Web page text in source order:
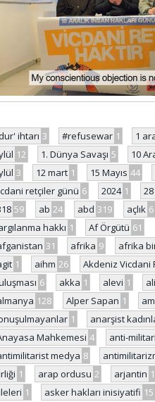
ihtarı 3 #refusewar 1 1
12 1. Dünya Savaşı 5 10
3 12 mart 1 15 Mayıs 44
retçiler günü 6 2024 1
59 ab 24 abd 319 açlık 6
hakkı 1 Af Örgütü 61
31 afrika 9 afrika
1 aihm 26
Akdeniz Vicdani
6 akka 1 alevi 1
128 Alper Sapan 1
1 anarşist
Mahkemesi 4 anti-
medya 8
1 arap ordusu 2 arjantin 1
1 asker hakları inisiyatifi 15